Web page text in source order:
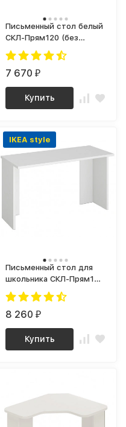
Письменный стол белый
СКЛ-Прям120 (без
тумбы)
7 670₽
Купить
IKEA style
Письменный стол для
школьника СКЛ-Прям130
(без тумбы)
8 260₽
Купить